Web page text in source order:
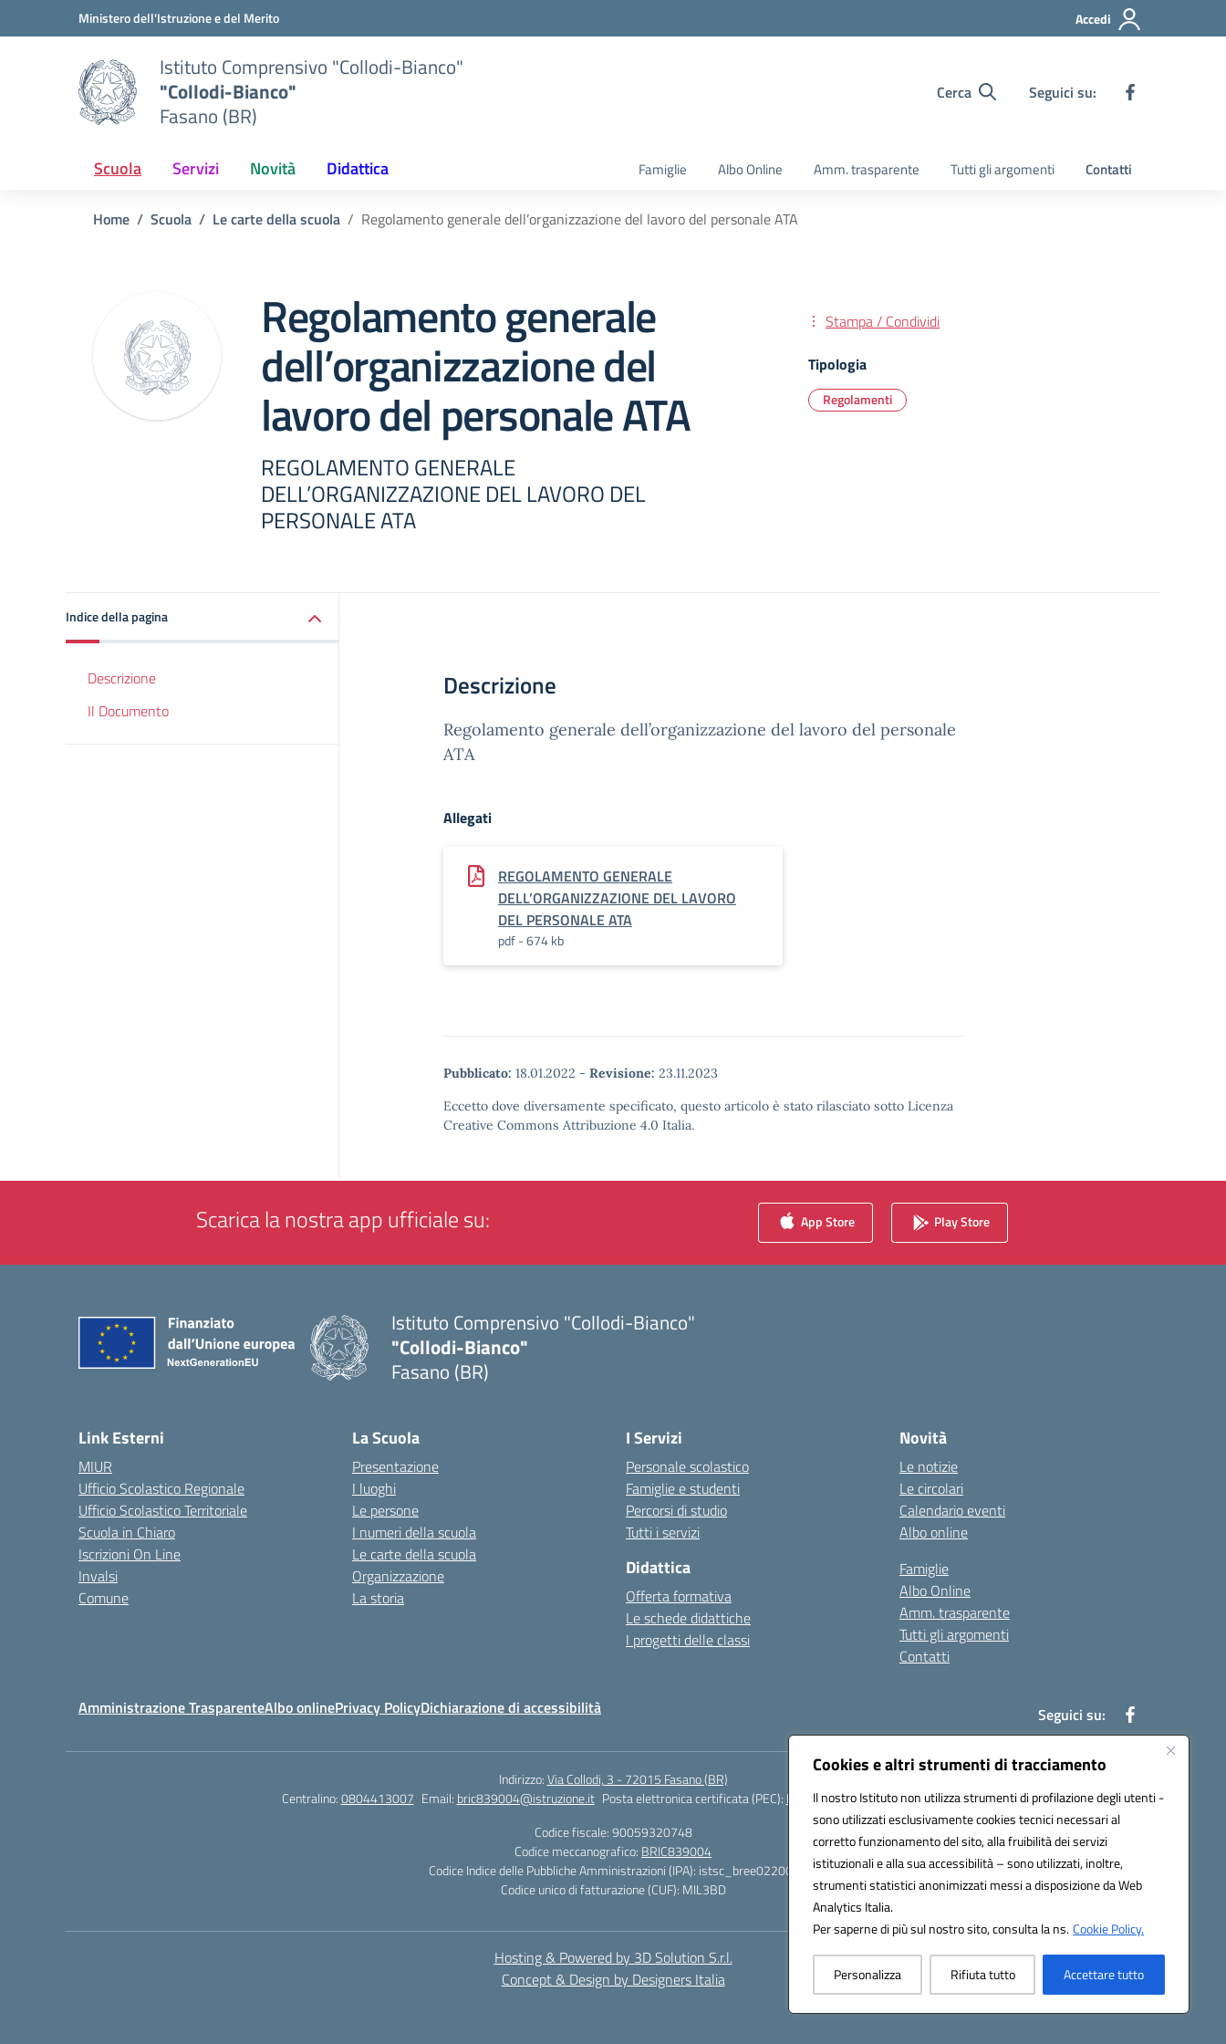
Cookies e altri strumenti di tracciamento
Il nostro Istituto non utilizza strumenti di profilazione degli utenti -
sono utilizzati esclusivamente cookies tecnici necessari al
corretto funzionamento del sito, alla fruibilità dei servizi
istituzionali e alla sua accessibilità – sono utilizzati, inoltre,
strumenti statistici anonimizzati messi a disposizione da Web
Analytics Italia.
Per saperne di più sul nostro sito, consulta la ns.Cookie Policy.
Personalizza Rifiuta tutto Accettare tutto
Vai ai contenuti
Vai al menu di navigazioneMinistero dell'Istruzione e del Merito Accedi
Istituto Comprensivo "Collodi-Bianco"
"Collodi-Bianco"
Fasano (BR)
Cerca Seguici su:
Scuola Servizi Novità Didattica Famiglie Albo Online Amm. trasparente Tutti gli argomenti Contatti
Home Scuola Le carte della scuola Regolamento generale dell’organizzazione del lavoro del personale ATA
Regolamento generale
dell’organizzazione del
lavoro del personale ATA
REGOLAMENTO GENERALE
DELL’ORGANIZZAZIONE DEL LAVORO DEL
PERSONALE ATA
Stampa / Condividi
Tipologia
Regolamenti
Indice della pagina
Descrizione
Il Documento
Descrizione
Regolamento generale dell’organizzazione del lavoro del personale
ATA
Allegati
REGOLAMENTO GENERALE
DELL’ORGANIZZAZIONE DEL LAVORO
DEL PERSONALE ATA
pdf - 674 kb
Pubblicato: 18.01.2022 - Revisione: 23.11.2023
Eccetto dove diversamente specificato, questo articolo è stato rilasciato sotto Licenza
Creative Commons Attribuzione 4.0 Italia.
Scarica la nostra app ufficiale su: App Store Play Store
Istituto Comprensivo "Collodi-Bianco"
"Collodi-Bianco"
Fasano (BR)
Link Esterni
MIUR
Ufficio Scolastico Regionale
Ufficio Scolastico Territoriale
Scuola in Chiaro
Iscrizioni On Line
Invalsi
Comune
La Scuola
Presentazione
I luoghi
Le persone
I numeri della scuola
Le carte della scuola
Organizzazione
La storia
I Servizi
Personale scolastico
Famiglie e studenti
Percorsi di studio
Tutti i servizi
Didattica
Offerta formativa
Le schede didattiche
I progetti delle classi
Novità
Le notizie
Le circolari
Calendario eventi
Albo online
Famiglie
Albo Online
Amm. trasparente
Tutti gli argomenti
Contatti
Amministrazione TrasparenteAlbo onlinePrivacy PolicyDichiarazione di accessibilità Seguici su:
Indirizzo:Via Collodi, 3 - 72015 Fasano (BR)
Centralino:0804413007 Email: bric839004@istruzione.it Posta elettronica certificata (PEC): bric839004@pec.istruzione.it
Codice fiscale: 90059320748
Codice meccanografico: BRIC839004
Codice Indice delle Pubbliche Amministrazioni (IPA): istsc_bree02200r
Codice unico di fatturazione (CUF): MIL3BD
Hosting & Powered by 3D Solution S.r.l.
Concept & Design by Designers Italia